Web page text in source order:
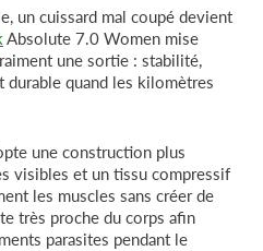
un cuissard mal coupé devient
Absolute 7.0 Women mise
une sortie : stabilité,
quand les kilomètres
une construction plus
visibles et un tissu compressif
les muscles sans créer de
très proche du corps afin
parasites pendant le